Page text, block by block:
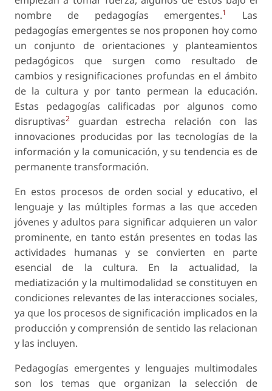
nombre de pedagogías emergentes.1
Las
pedagogías emergentes se nos proponen hoy como
un conjunto de orientaciones y planteamientos
pedagógicos que surgen como resultado de
cambios y resignificaciones profundas en el ámbito
de la cultura y por tanto permean la educación.
Estas pedagogías calificadas por algunos como
disruptivas2
guardan estrecha relación con las
innovaciones producidas por las tecnologías de la
información y la comunicación, y su tendencia es de
permanente transformación.
En estos procesos de orden social y educativo, el
lenguaje y las múltiples formas a las que acceden
jóvenes y adultos para significar adquieren un valor
prominente, en tanto están presentes en todas las
actividades humanas y se convierten en parte
esencial de la cultura. En la actualidad, la
mediatización y la multimodalidad se constituyen en
condiciones relevantes de las interacciones sociales,
ya que los procesos de significación implicados en la
producción y comprensión de sentido las relacionan
y las incluyen.
Pedagogías emergentes y lenguajes multimodales
son los temas que organizan la selección de